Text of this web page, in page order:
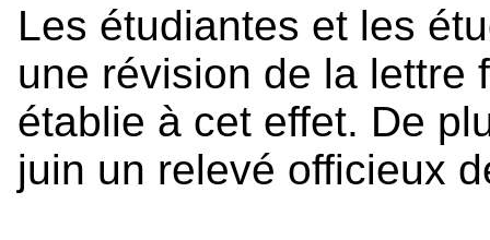
Les étudiantes et les
une révision de la lettre
établie à cet effet. De
juin un relevé officieux